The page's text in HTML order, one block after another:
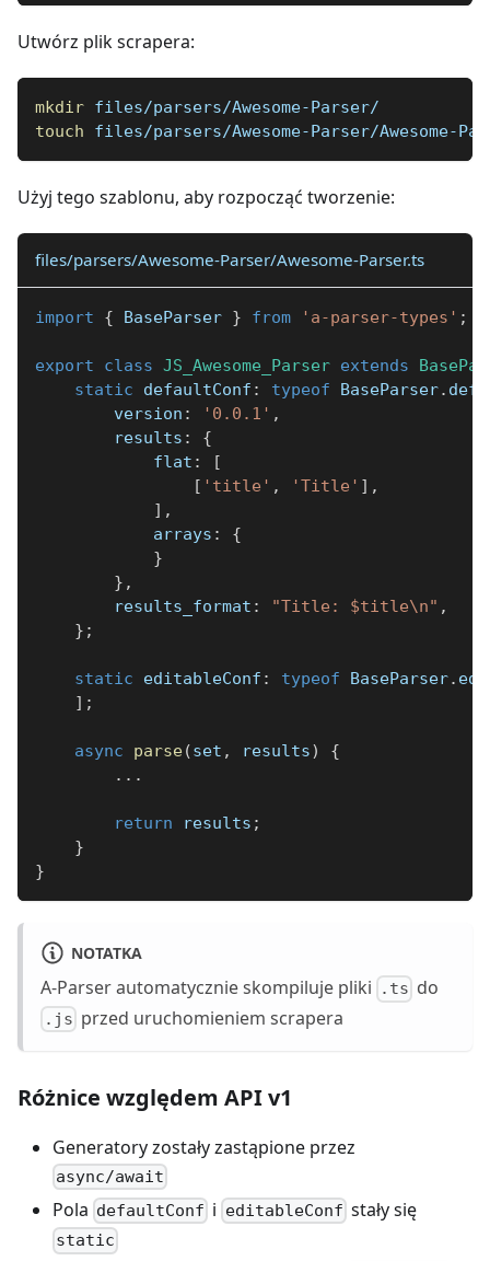
Utwórz plik scrapera:
mkdir files/parsers/Awesome-Parser/
touch files/parsers/Awesome-Parser/Awesome-
Użyj tego szablonu, aby rozpocząć tworzenie:
files/parsers/Awesome-Parser/Awesome-Parser.ts
import { BaseParser } from 'a-parser-types' ;
export class JS_Awesome_Parser extends
static defaultConf : typeof BaseParser.
        version
: '0.0.1' ,
        results
:
{
            flat
:
[
[ 'title' , 'Title' ] ,
] ,
            arrays
:
{
}
} ,
        results_format
: "Title: $title\n" ,
} ;
static editableConf : typeof BaseParser.
] ;
async parse(set , results)
{
...
return results ;
}
}
NOTATKA
A-Parser automatycznie skompiluje pliki .ts do
.js przed uruchomieniem scrapera
Różnice względem API v1
Generatory zostały zastąpione przez
async/await
Pola defaultConf i editableConf stały się
static